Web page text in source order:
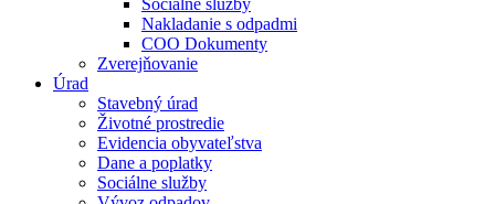
Sociálne služby
Nakladanie s odpadmi
COO Dokumenty
Zverejňovanie
Úrad
Stavebný úrad
Životné prostredie
Evidencia obyvateľstva
Dane a poplatky
Sociálne služby